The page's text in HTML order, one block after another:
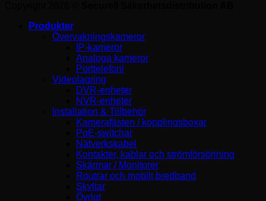
Produkter
Övervakningskameror
IP-kameror
Analoga kameror
Porttelefoni
Videolagring
DVR-enheter
NVR-enheter
Installation & Tillbehör
Kamerafästen / kopplingsboxar
PoE-switchar
Nätverkskabel
Kontakter, kablar och strömförsörjning
Skärmar / Monitorer
Routrar och mobilt bredband
Skyltar
Övrigt